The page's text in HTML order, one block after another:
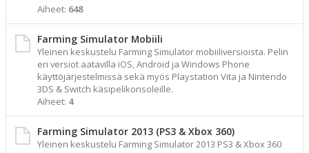
Aiheet: 648
Farming Simulator Mobiili
Yleinen keskustelu Farming Simulator mobiiliversioista. Pelin
eri versiot aatavilla iOS, Android ja Windows Phone
käyttöjärjestelmissä sekä myös Playstation Vita ja Nintendo
3DS & Switch käsipelikonsoleille.
Aiheet: 4
Farming Simulator 2013 (PS3 & Xbox 360)
Yleinen keskustelu Farming Simulator 2013 PS3 & Xbox 360